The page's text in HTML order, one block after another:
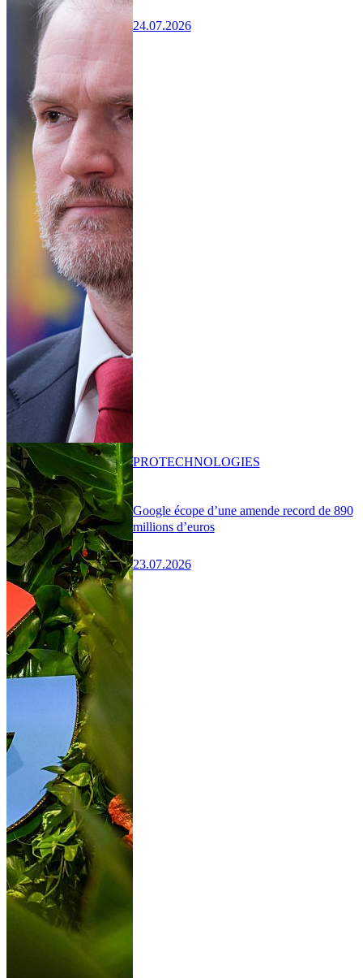
24.07.2026
Google écope d’une amende record de 890
millions d’euros
23.07.2026
PROTECHNOLOGIES